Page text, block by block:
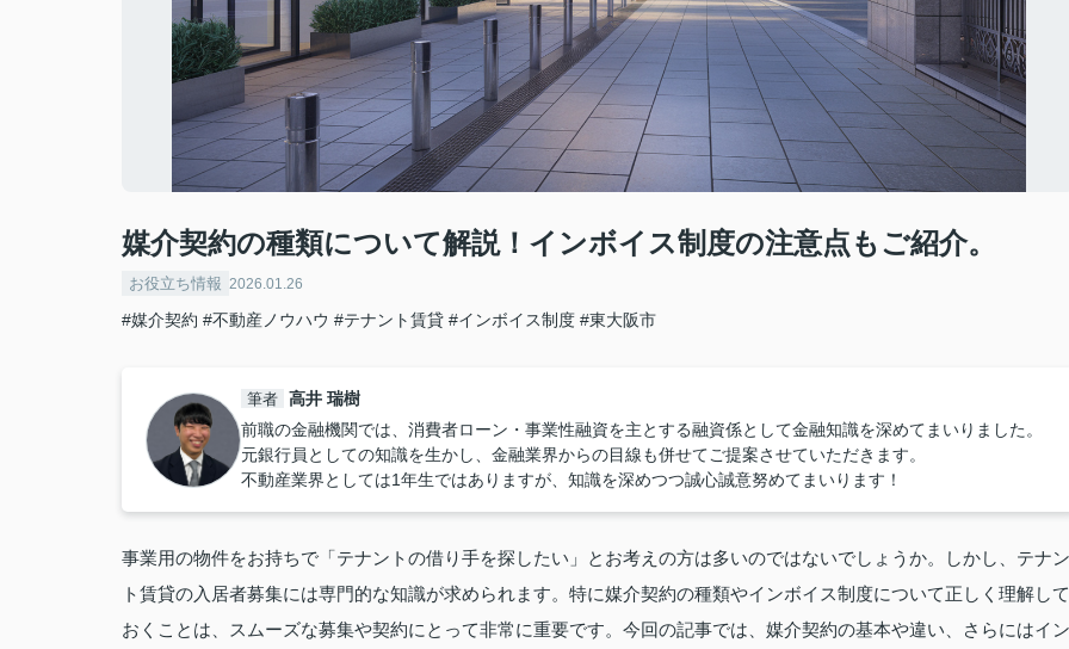
媒介契約の種類について解説！インボイス制度の注意点もご紹介。
お役立ち情報 2026.01.26
#媒介契約 #不動産ノウハウ #テナント賃貸 #インボイス制度 #東大阪市
筆者 高井 瑞樹
前職の金融機関では、消費者ローン・事業性融資を主とする融資係として金融知識を深めてまいりました。
元銀行員としての知識を生かし、金融業界からの目線も併せてご提案させていただきます。
不動産業界としては1年生ではありますが、知識を深めつつ誠心誠意努めてまいります！
事業用の物件をお持ちで「テナントの借り手を探したい」とお考えの方は多いのではないでしょうか。しかし、テナン
ト賃貸の入居者募集には専門的な知識が求められます。特に媒介契約の種類やインボイス制度について正しく理解して
おくことは、スムーズな募集や契約にとって非常に重要です。今回の記事では、媒介契約の基本や違い、さらにはイン